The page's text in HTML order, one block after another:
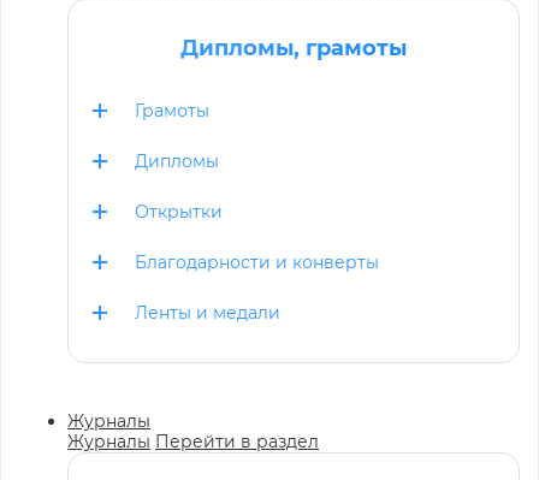
Дипломы, грамоты
Грамоты
Дипломы
Открытки
Благодарности и конверты
Ленты и медали
Журналы
Журналы Перейти в раздел